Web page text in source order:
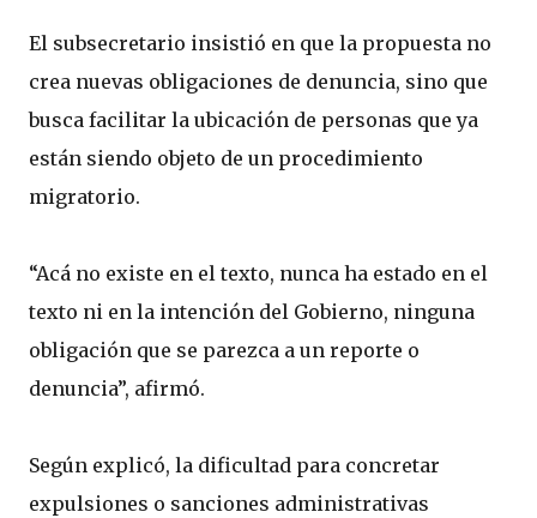
El subsecretario insistió en que la propuesta no
crea nuevas obligaciones de denuncia, sino que
busca facilitar la ubicación de personas que ya
están siendo objeto de un procedimiento
migratorio.
“Acá no existe en el texto, nunca ha estado en el
texto ni en la intención del Gobierno, ninguna
obligación que se parezca a un reporte o
denuncia”, afirmó.
Según explicó, la dificultad para concretar
expulsiones o sanciones administrativas